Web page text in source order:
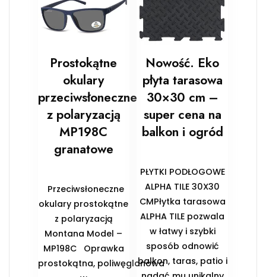
Prostokątne
okulary
przeciwsłoneczne
z polaryzacją
MP198C
granatowe
Przeciwsłoneczne
okulary prostokątne
z polaryzacją
Montana Model –
MP198C Oprawka
prostokątna, poliwęglanowa
Nowość. Eko
płyta tarasowa
30×30 cm –
super cena na
balkon i ogród
PŁYTKI PODŁOGOWE
ALPHA TILE 30X30
CMPłytka tarasowa
ALPHA TILE pozwala
w łatwy i szybki
sposób odnowić
balkon, taras, patio i